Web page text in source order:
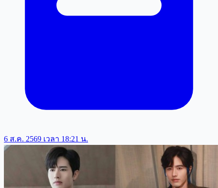
6 ส.ค. 2569 เวลา 18:21 น.